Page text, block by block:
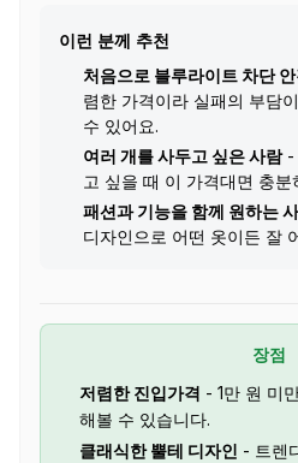
이런 분께 추천
처음으로 블루라이트 차단
렴한 가격이라 실패의 부담
수 있어요.
여러 개를 사두고 싶은 사람-
고 싶을 때 이 가격대면 충분
패션과 기능을 함께 원하는
디자인으로 어떤 옷이든 잘
장점
저렴한 진입가격 - 1만 원 미
해볼 수 있습니다.
클래식한 뿔테 디자인 - 트렌